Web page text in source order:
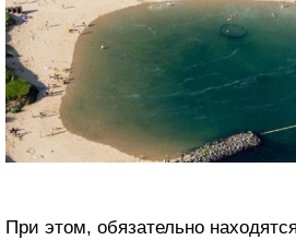
При этом, обязательно